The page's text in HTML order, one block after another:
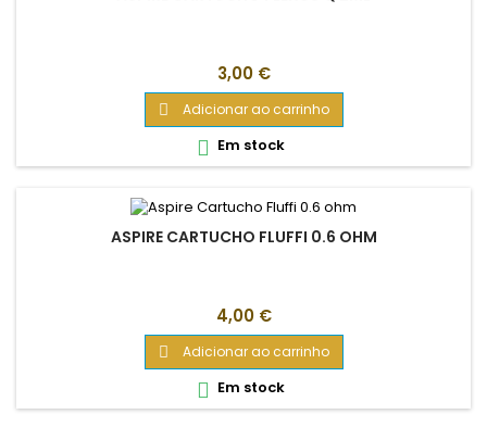
Preço
3,00 €
 Adicionar ao carrinho
 Em stock
ASPIRE CARTUCHO FLUFFI 0.6 OHM
Preço
4,00 €
 Adicionar ao carrinho
 Em stock